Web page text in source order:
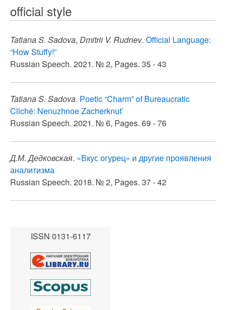
here:
official style
Tatiana S. Sadova, Dmitrii V. Rudnev. Official Language:
“How Stuffy!”
Russian Speech. 2021. № 2, Pages. 35 - 43
Tatiana S. Sadova. Рoetic “Charm” of Bureaucratic
Cliché: Nenuzhnoe Zacherknut’
Russian Speech. 2021. № 6, Pages. 69 - 76
Д.М. Дедковская. «Вкус огурец» и другие проявления
аналитизма
Russian Speech. 2018. № 2, Pages. 37 - 42
ISSN 0131-6117